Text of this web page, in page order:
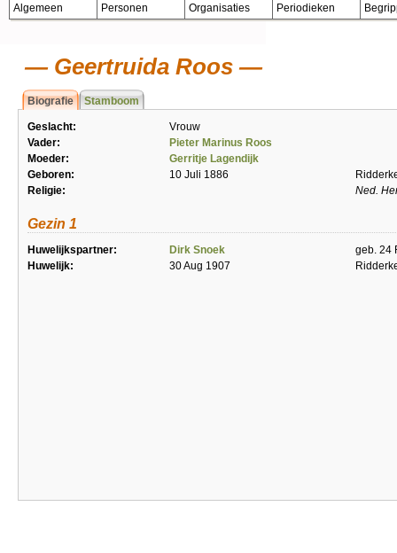
Algemeen Personen Organisaties Periodieken
Geertruida Roos
Biografie Stamboom
Geslacht:
Vrouw
Vader:
Pieter Marinus Roos
Moeder:
Gerritje Lagendijk
Geboren:
10 Juli 1886
Religie:
Ned.
Gezin 1
Huwelijkspartner: Dirk Snoek
geb. 24
Huwelijk:
30 Aug 1907